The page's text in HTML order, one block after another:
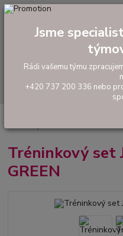
tel: +420 737 200 336
Tréninkové
Tréninkový set JOMA VICTORY
Tréninkový set
GREEN
Jsme
Rádi vašemu týmu
+420 737 200 336 nebo